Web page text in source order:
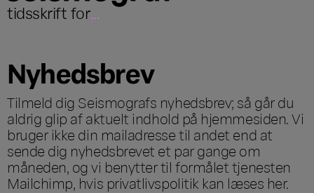
tidsskrift for...
Nyhedsbrev
Tilmeld dig Seismografs nyhedsbrev; så går du
aldrig glip af aktuelt indhold på hjemmesiden. Vi
bruger ikke din mailadresse til andet end at
sende dig nyhedsbrevet et par gange om
måneden, og vi benytter til formålet tjenesten
Mailchimp, hvis privatlivspolitik kan læses her.